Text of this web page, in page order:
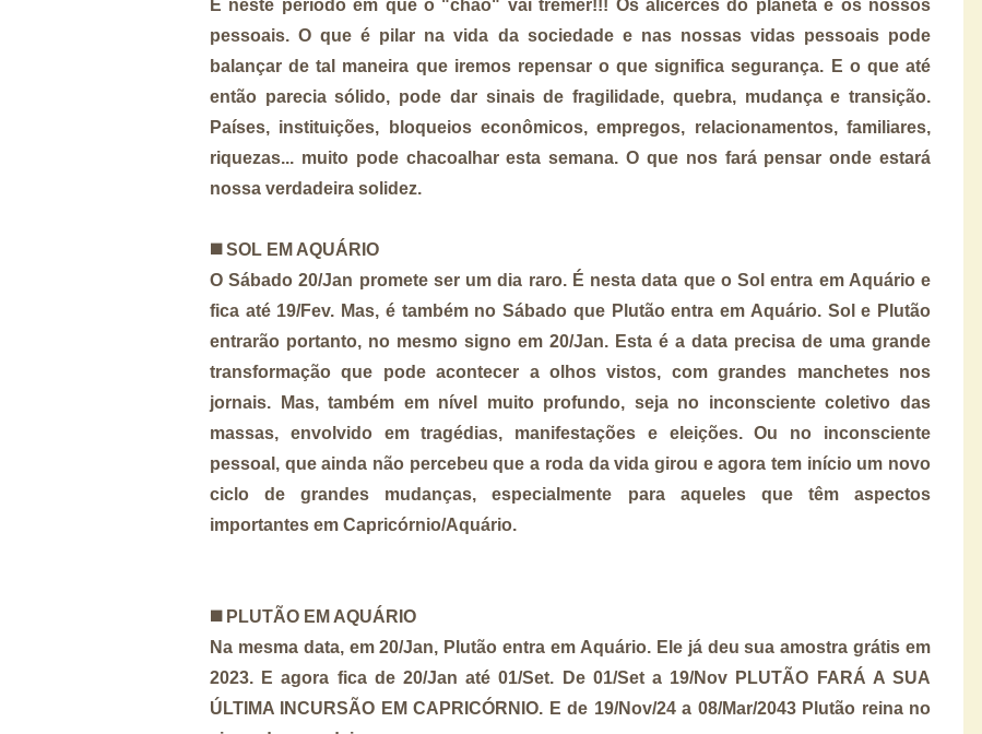
É neste período em que o "chão" vai tremer!!! Os alicerces do planeta e os nossos
pessoais. O que é pilar na vida da sociedade e nas nossas vidas pessoais pode
balançar de tal maneira que iremos repensar o que significa segurança. E o que até
então parecia sólido, pode dar sinais de fragilidade, quebra, mudança e transição.
Países, instituições, bloqueios econômicos, empregos, relacionamentos, familiares,
riquezas... muito pode chacoalhar esta semana. O que nos fará pensar onde estará
nossa verdadeira solidez.
◼️SOL EM AQUÁRIO
O Sábado 20/Jan promete ser um dia raro. É nesta data que o Sol entra em Aquário e
fica até 19/Fev. Mas, é também no Sábado que Plutão entra em Aquário. Sol e Plutão
entrarão portanto, no mesmo signo em 20/Jan. Esta é a data precisa de uma grande
transformação que pode acontecer a olhos vistos, com grandes manchetes nos
jornais. Mas, também em nível muito profundo, seja no inconsciente coletivo das
massas, envolvido em tragédias, manifestações e eleições. Ou no inconsciente
pessoal, que ainda não percebeu que a roda da vida girou e agora tem início um novo
ciclo de grandes mudanças, especialmente para aqueles que têm aspectos
importantes em Capricórnio/Aquário.
◼️ PLUTÃO EM AQUÁRIO
Na mesma data, em 20/Jan, Plutão entra em Aquário. Ele já deu sua amostra grátis em
2023. E agora fica de 20/Jan até 01/Set. De 01/Set a 19/Nov PLUTÃO FARÁ A SUA
ÚLTIMA INCURSÃO EM CAPRICÓRNIO. E de 19/Nov/24 a 08/Mar/2043 Plutão reina no